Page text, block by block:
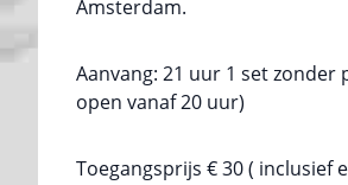
Amsterdam.
Aanvang: 21 uur 1 set zonder
open vanaf 20 uur)
Toegangsprijs € 30 ( inclusief